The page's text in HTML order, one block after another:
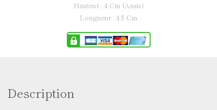
Hauteur : 4 Cm (assis)
Longueur : 4.5 Cm
Description